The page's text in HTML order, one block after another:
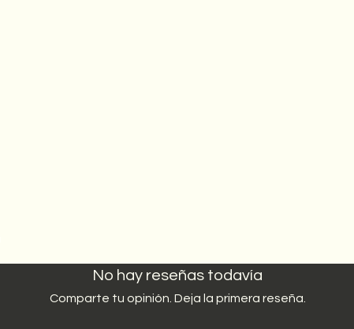
No hay reseñas todavía
Comparte tu opinión. Deja la primera reseña.